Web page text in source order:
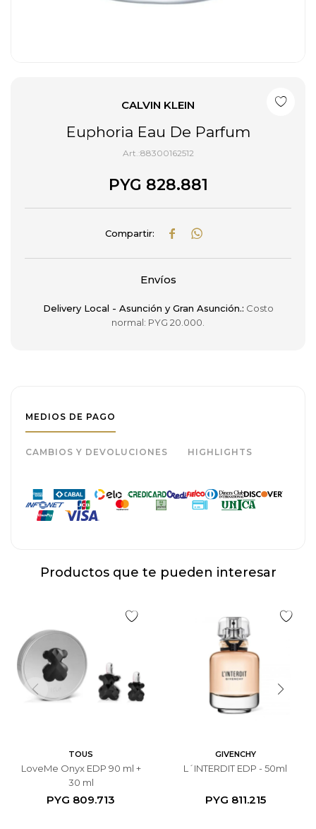
CALVIN KLEIN
Euphoria Eau De Parfum
88300162512
PYG 828.881
 
Envíos
Delivery Local - Asunción y Gran Asunción.: Costo
normal: PYG 20.000.
MEDIOS DE PAGO
CAMBIOS Y DEVOLUCIONES HIGHLIGHTS
Productos que te pueden interesar
TOUS
LoveMe Onyx EDP 90 ml +
30 ml
PYG 809.713
GIVENCHY
L´INTERDIT EDP - 50ml
PYG 811.215